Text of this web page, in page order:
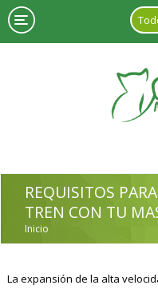
Pasar al contenido principal
REQUISITOS
TREN CON TU
USTED ESTÁ AQUÍ
Inicio
La expansión de la alta